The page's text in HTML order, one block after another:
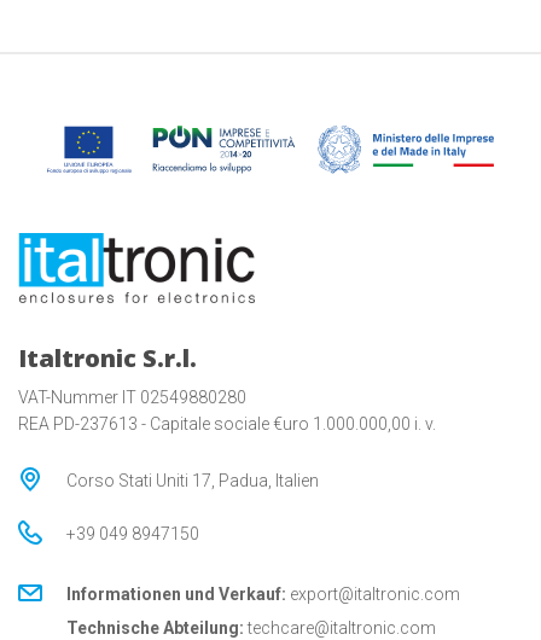
Italtronic S.r.l.
VAT-Nummer IT 02549880280
REA PD-237613 - Capitale sociale €uro 1.000.000,00 i. v.
Corso Stati Uniti 17, Padua, Italien
+39 049 8947150
Informationen und Verkauf: export@italtronic.com
Technische Abteilung: techcare@italtronic.com